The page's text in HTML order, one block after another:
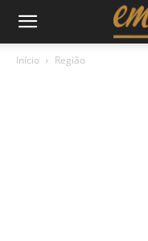
Início Região